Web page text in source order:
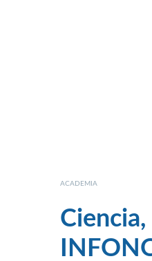
ACADEMIA